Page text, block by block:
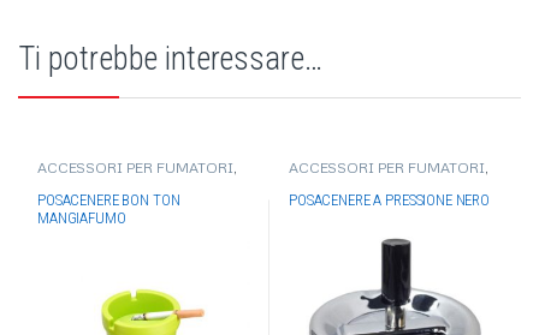
Ti potrebbe interessare…
ACCESSORI PER FUMATORI,
POSACENERE BON TON
MANGIAFUMO
ACCESSORI PER FUMATORI,
POSACENERE A PRESSIONE NERO